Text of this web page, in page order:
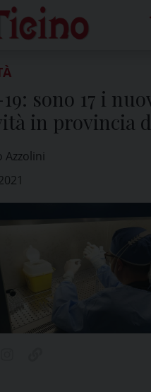
sono 17 i
in provincia